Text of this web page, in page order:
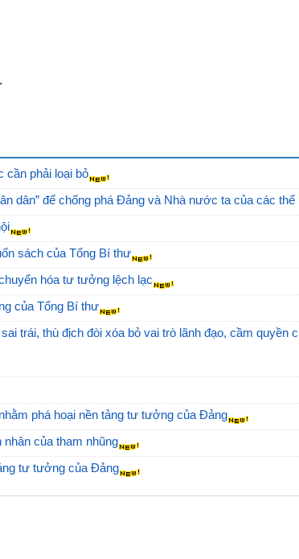
cần phải loại bỏ
dân” để chống phá Đảng và Nhà nước ta của các
sách của Tổng Bí thư
hóa tư tưởng lệch lạc
của Tổng Bí thư
trái, thù địch đòi xóa bỏ vai trò lãnh đạo, cầm quyền
phá hoại nền tảng tư tưởng của Đảng
của tham nhũng
tư tưởng của Đảng